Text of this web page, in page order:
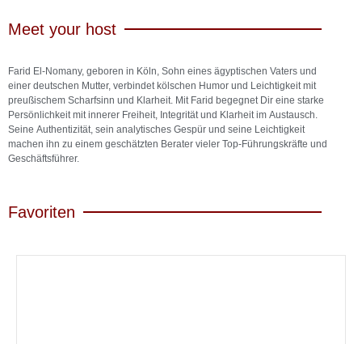
Meet your host
Farid El-Nomany, geboren in Köln, Sohn eines ägyptischen Vaters und
einer deutschen Mutter, verbindet kölschen Humor und Leichtigkeit mit
preußischem Scharfsinn und Klarheit. Mit Farid begegnet Dir eine starke
Persönlichkeit mit innerer Freiheit, Integrität und Klarheit im Austausch.
Seine Authentizität, sein analytisches Gespür und seine Leichtigkeit
machen ihn zu einem geschätzten Berater vieler Top-Führungskräfte und
Geschäftsführer.
Favoriten